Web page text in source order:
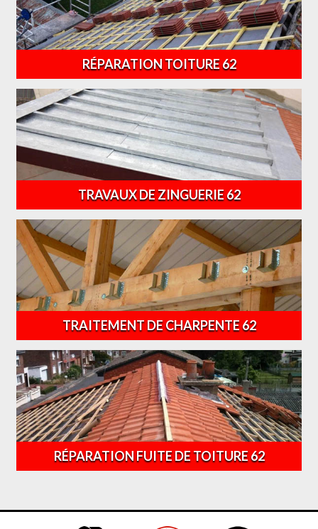
RÉPARATION TOITURE 62
TRAVAUX DE ZINGUERIE 62
TRAITEMENT DE CHARPENTE 62
RÉPARATION FUITE DE TOITURE 62